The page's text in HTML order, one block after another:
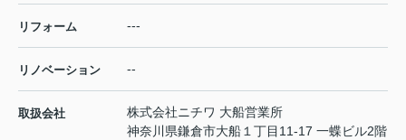
リフォーム ---
リノベーション --
取扱会社
株式会社ニチワ 大船営業所
神奈川県鎌倉市大船１丁目11-17 一蝶ビル2階